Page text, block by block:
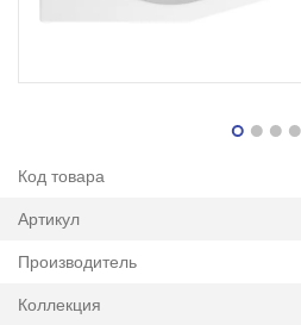
Код товара
Артикул
Производитель
Коллекция